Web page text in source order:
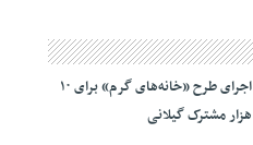
اجرای طرح «خانه‌های گرم» برای ۱۰
هزار مشترک گیلانی